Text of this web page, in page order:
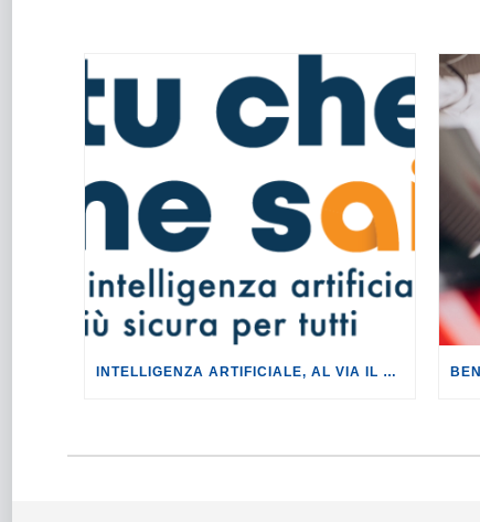
INTELLIGENZA ARTIFICIALE, AL VIA IL TOUR DI EVENTI DEL PROGETTO TU CHE NE SAI?